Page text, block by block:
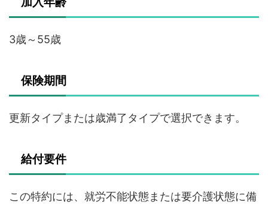
3歳～55歳
保険期間
更新タイプまたは歳満了タイプで選択できます。
給付要件
この特約には、就労不能状態または要介護状態に備